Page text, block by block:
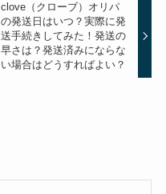
clove（クローブ）オリパ
の発送日はいつ？実際に発
送手続きしてみた！発送の
早さは？発送済みにならな
い場合はどうすればよい？